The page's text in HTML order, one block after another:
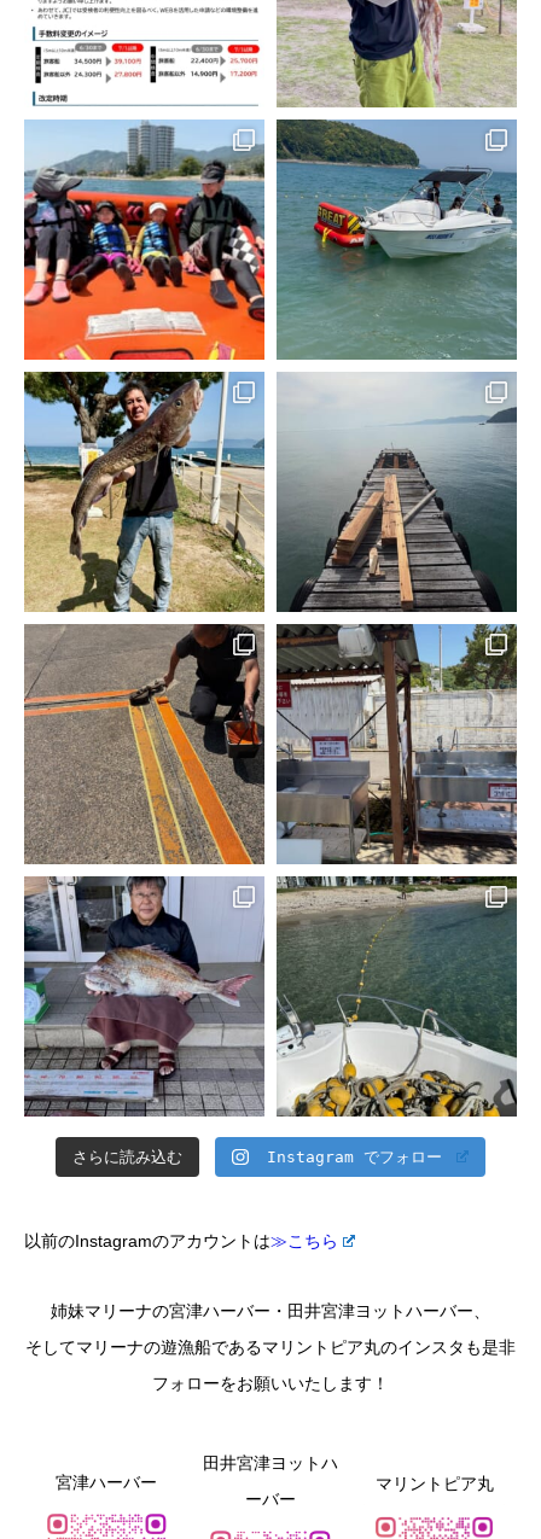
さらに読み込む Instagram でフォロー
以前のInstagramのアカウントは≫こちら
姉妹マリーナの宮津ハーバー・田井宮津ヨットハーバー、
そしてマリーナの遊漁船であるマリントピア丸のインスタも是非
フォローをお願いいたします！
宮津ハーバー
田井宮津ヨットハ
ーバー
マリントピア丸